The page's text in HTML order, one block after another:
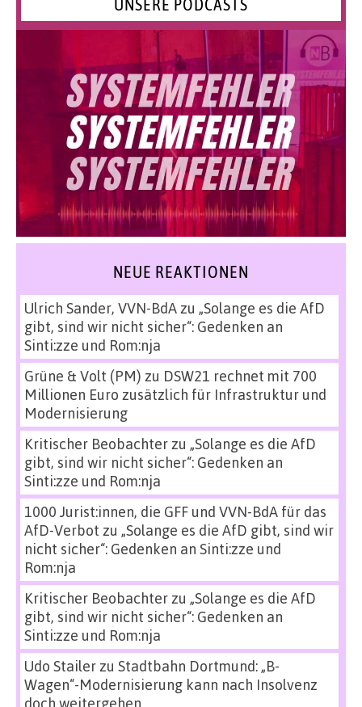
UNSERE PODCASTS
NEUE REAKTIONEN
Ulrich Sander, VVN-BdAzu „Solange es die AfD
gibt, sind wir nicht sicher“: Gedenken an
Sinti:zze und Rom:nja
Grüne & Volt (PM) zu DSW21 rechnet mit 700
Millionen Euro zusätzlich für Infrastruktur und
Modernisierung
Kritischer Beobachterzu „Solange es die AfD
gibt, sind wir nicht sicher“: Gedenken an
Sinti:zze und Rom:nja
1000 Jurist:innen, die GFF und VVN-BdA für das
AfD-Verbot zu „Solange es die AfD gibt, sind wir
nicht sicher“: Gedenken an Sinti:zze und
Rom:nja
Kritischer Beobachterzu „Solange es die AfD
gibt, sind wir nicht sicher“: Gedenken an
Sinti:zze und Rom:nja
Udo Stailerzu Stadtbahn Dortmund: „B-
Wagen“-Modernisierung kann nach Insolvenz
doch weitergehen